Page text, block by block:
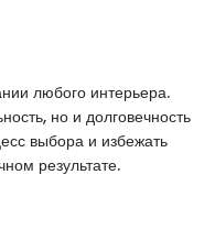
любого интерьера.
но и долговечность
выбора и избежать
результате.